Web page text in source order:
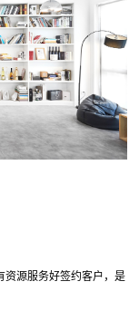
资源服务好签约客户，是